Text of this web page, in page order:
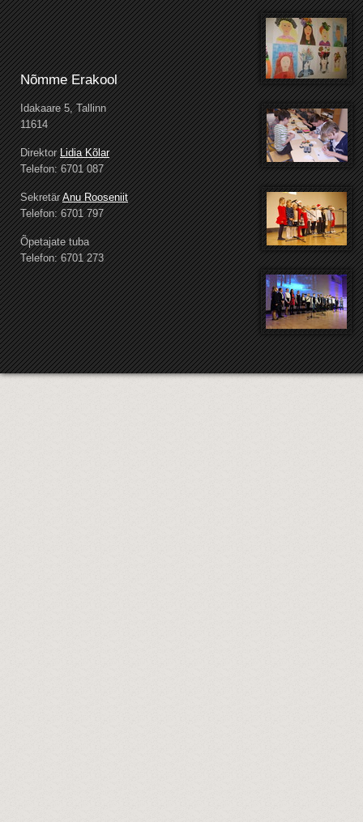
Nõmme Erakool
Idakaare 5, Tallinn
11614
DirektorLidia Kõlar
Telefon: 6701 087
SekretärAnu Rooseniit
Telefon: 6701 797
Õpetajate tuba
Telefon: 6701 273